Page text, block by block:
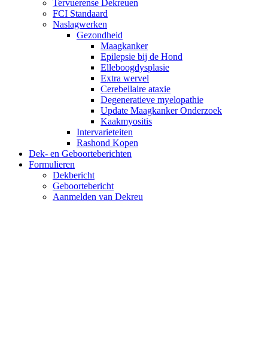
Tervuerense Dekreuen
FCI Standaard
Naslagwerken
Gezondheid
Maagkanker
Epilepsie bij de Hond
Elleboogdysplasie
Extra wervel
Cerebellaire ataxie
Degeneratieve myelopathie
Update Maagkanker Onderzoek
Kaakmyositis
Intervarieteiten
Rashond Kopen
Dek- en Geboorteberichten
Formulieren
Dekbericht
Geboortebericht
Aanmelden van Dekreu